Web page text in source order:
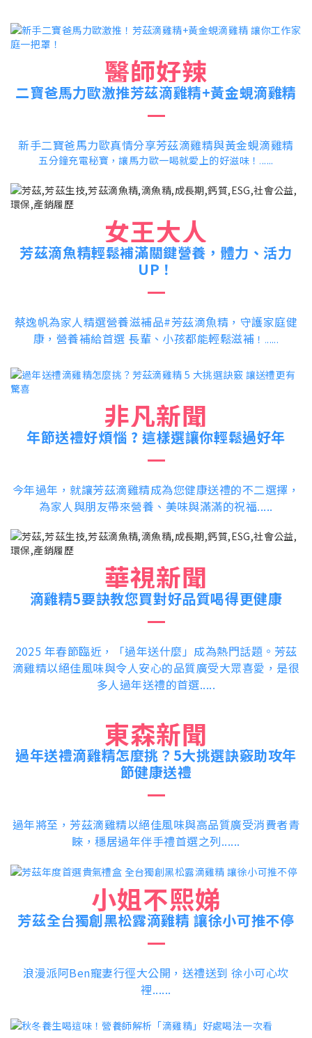
醫師好辣
二寶爸馬力歐激推芳茲滴雞精+黃金蜆滴雞精
新手二寶爸馬力歐真情分享芳茲滴雞精與黃金蜆滴雞精
五分鐘充電秘寶，讓馬力歐一喝就愛上的好滋味！ ......
女王大人
芳茲滴魚精輕鬆補滿關鍵營養，體力、活力
UP！
蔡逸帆為家人精選營養滋補品#芳茲滴魚精，守護家庭健
康，營養補給首選 長輩、小孩都能輕鬆滋補 ！ ......
非凡新聞
年節送禮好煩惱 ? 這樣選讓你輕鬆過好年
今年過年，就讓芳茲滴雞精成為您健康送禮的不二選擇，
為家人與朋友帶來營養、美味與滿滿的祝福.....
華視新聞
滴雞精5要訣教您買對好品質喝得更健康
2025 年春節臨近，「過年送什麼」成為熱門話題。芳茲
滴雞精以絕佳風味與令人安心的品質廣受大眾喜愛，是很
多人過年送禮的首選.....
東森新聞
過年送禮滴雞精怎麼挑？5大挑選訣竅助攻年
節健康送禮
過年將至，芳茲滴雞精以絕佳風味與高品質廣受消費者青
睞，穩居過年伴手禮首選之列......
小姐不熙娣
芳茲全台獨創黑松露滴雞精 讓徐小可推不停
浪漫派阿Ben寵妻行徑大公開，送禮送到 徐小可心坎
裡......